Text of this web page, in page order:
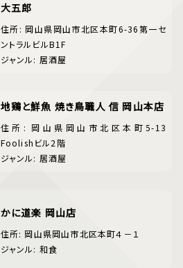
大五郎
住所: 岡山県岡山市北区本町6-36第一セ
ントラルビルB1F
ジャンル: 居酒屋
地鶏と鮮魚 焼き鳥職人 信 岡山本店
住所: 岡山県岡山市北区本町5-13
Foolishビル2階
ジャンル: 居酒屋
かに道楽 岡山店
住所: 岡山県岡山市北区本町４－１
ジャンル: 和食